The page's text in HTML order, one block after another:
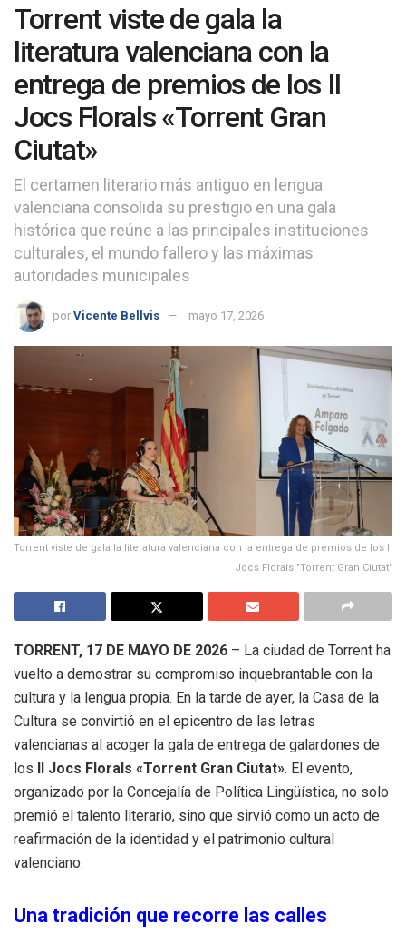
Torrent viste de gala la
literatura valenciana con la
entrega de premios de los II
Jocs Florals «Torrent Gran
Ciutat»
El certamen literario más antiguo en lengua
valenciana consolida su prestigio en una gala
histórica que reúne a las principales instituciones
culturales, el mundo fallero y las máximas
autoridades municipales
por Vicente Bellvis mayo 17, 2026
Torrent viste de gala la literatura valenciana con la entrega de premios de los II
Jocs Florals "Torrent Gran Ciutat"
TORRENT, 17 DE MAYO DE 2026 – La ciudad de Torrent ha
vuelto a demostrar su compromiso inquebrantable con la
cultura y la lengua propia. En la tarde de ayer, la Casa de la
Cultura se convirtió en el epicentro de las letras
valencianas al acoger la gala de entrega de galardones de
los II Jocs Florals «Torrent Gran Ciutat». El evento,
organizado por la Concejalía de Política Lingüística, no solo
premió el talento literario, sino que sirvió como un acto de
reafirmación de la identidad y el patrimonio cultural
valenciano.
Una tradición que recorre las calles